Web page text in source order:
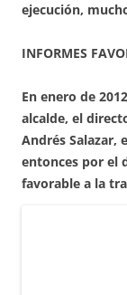
ejecución,
INFORMES
En enero de
alcalde, el
Andrés Salazar,
entonces por el
favorable a la